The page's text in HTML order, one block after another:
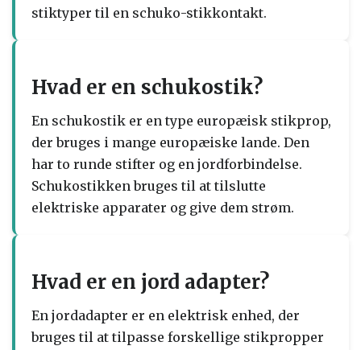
stiktyper til en schuko-stikkontakt.
Hvad er en schukostik?
En schukostik er en type europæisk stikprop,
der bruges i mange europæiske lande. Den
har to runde stifter og en jordforbindelse.
Schukostikken bruges til at tilslutte
elektriske apparater og give dem strøm.
Hvad er en jord adapter?
En jordadapter er en elektrisk enhed, der
bruges til at tilpasse forskellige stikpropper